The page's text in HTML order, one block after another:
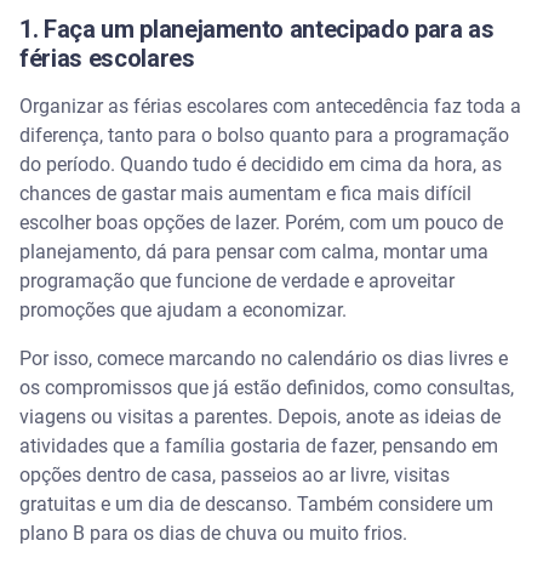
1. Faça um planejamento antecipado para as
férias escolares
Organizar as férias escolares com antecedência faz toda a
diferença, tanto para o bolso quanto para a programação
do período. Quando tudo é decidido em cima da hora, as
chances de gastar mais aumentam e fica mais difícil
escolher boas opções de lazer. Porém, com um pouco de
planejamento, dá para pensar com calma, montar uma
programação que funcione de verdade e aproveitar
promoções que ajudam a economizar.
Por isso, comece marcando no calendário os dias livres e
os compromissos que já estão definidos, como consultas,
viagens ou visitas a parentes. Depois, anote as ideias de
atividades que a família gostaria de fazer, pensando em
opções dentro de casa, passeios ao ar livre, visitas
gratuitas e um dia de descanso. Também considere um
plano B para os dias de chuva ou muito frios.